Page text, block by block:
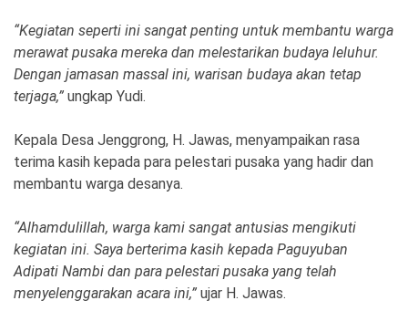
“Kegiatan seperti ini sangat penting untuk membantu warga
merawat pusaka mereka dan melestarikan budaya leluhur.
Dengan jamasan massal ini, warisan budaya akan tetap
terjaga,” ungkap Yudi.
Kepala Desa Jenggrong, H. Jawas, menyampaikan rasa
terima kasih kepada para pelestari pusaka yang hadir dan
membantu warga desanya.
“Alhamdulillah, warga kami sangat antusias mengikuti
kegiatan ini. Saya berterima kasih kepada Paguyuban
Adipati Nambi dan para pelestari pusaka yang telah
menyelenggarakan acara ini,” ujar H. Jawas.